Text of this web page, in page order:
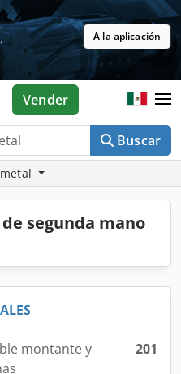
A la aplicación
Buscar
Vender
segunda mano
montante y
201